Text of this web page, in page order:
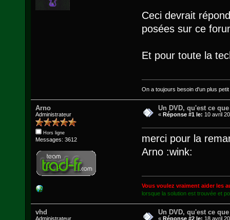
Ceci devrait
posées sur ce
Et pour toute la
On a toujours besoin d'un plus
Arno
Administrateur
Hors ligne
Messages: 3612
Un DVD, qu'est ce
«Réponse #1 le: 10 avril
merci pour la
Arno :wink:
Vous voulez vraiment aider les
lorsque la solution est trouvée et
vhd
Administrateur
Un DVD, qu'est ce
«Réponse #2 le: 18 avril